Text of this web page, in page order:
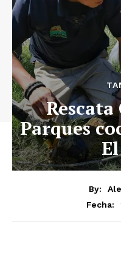
Parques
By:
Fecha: